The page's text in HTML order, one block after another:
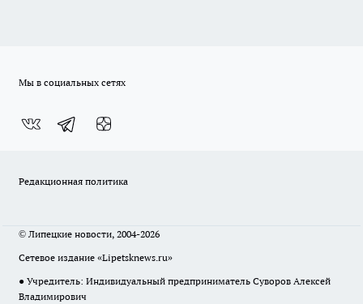
Мы в социальных сетях
Редакционная политика
© Липецкие новости, 2004-2026
Сетевое издание «Lipetsknews.ru»
● Учредитель: Индивидуальный предприниматель Суворов Алексей
Владимирович